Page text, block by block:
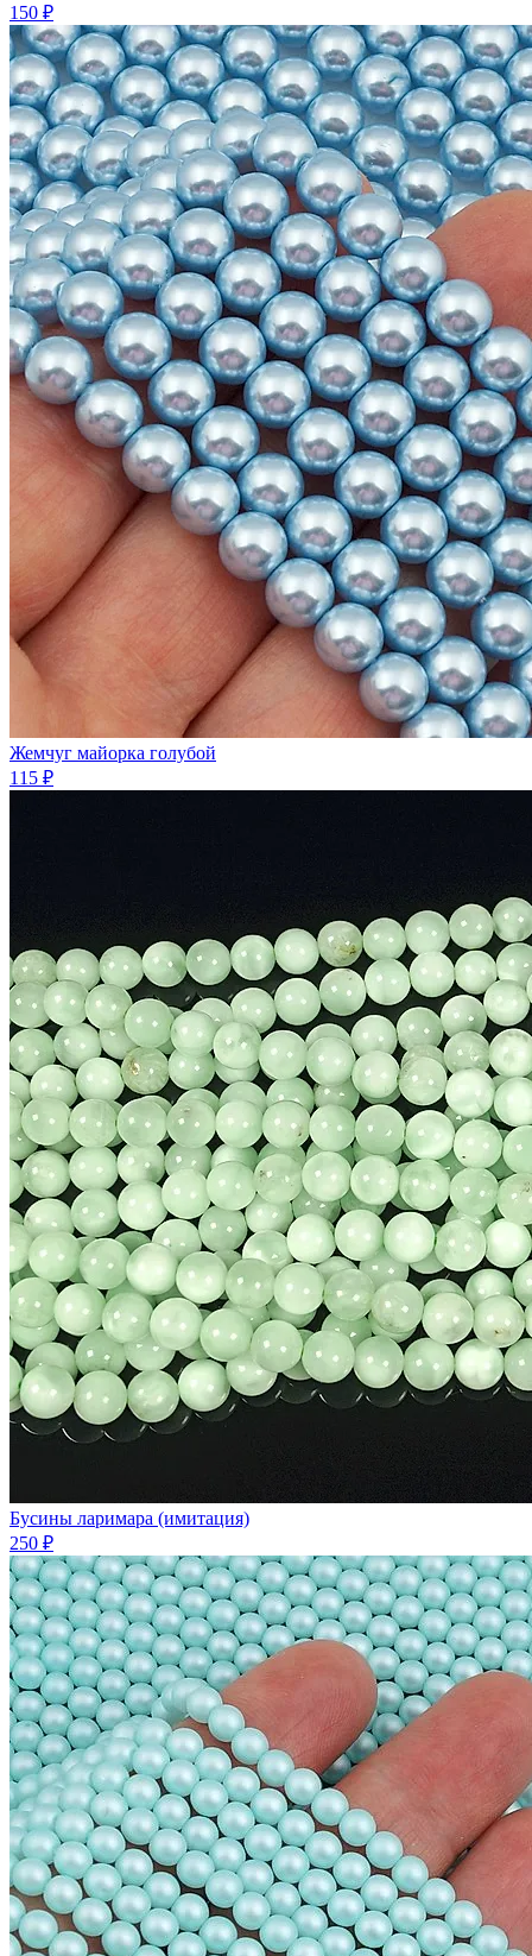
150 ₽
Жемчуг майорка голубой
115 ₽
Бусины ларимара (имитация)
250 ₽